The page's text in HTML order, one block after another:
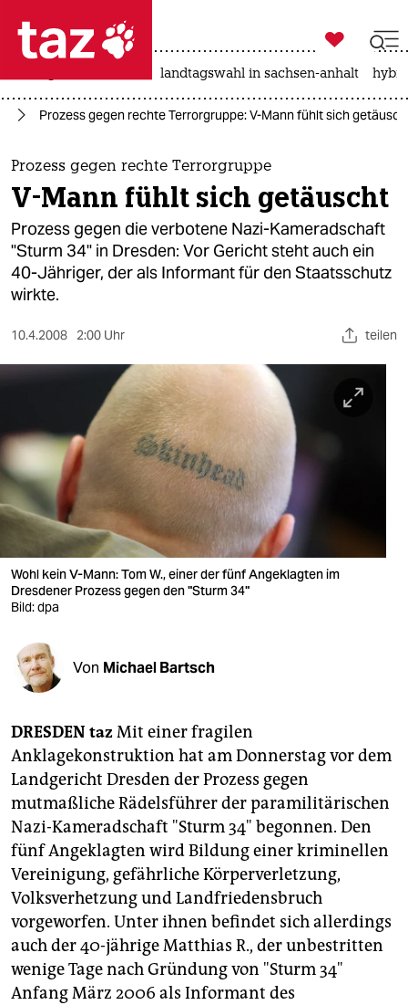
 taz zahl ich
taz zahl ich
themen
politik
öko
gesellschaft
kultur
sport
nord
wahrheit
verlag
verlag
veranstaltungen
shop
fragen & hilfe
abo
genossenschaft
epaper login

taz zahl ich
landtagswahl in sachsen-anhalt
Prozess gegen rechte Terrorgruppe: V-Mann fühlt sich
Prozess gegen rechte Terrorgruppe
V-Mann fühlt sich getäuscht
Prozess gegen die verbotene Nazi-Kameradschaft
"Sturm 34" in Dresden: Vor Gericht steht auch ein
40-Jähriger, der als Informant für den Staatsschutz
wirkte.
10.4.2008 2:00 Uhr teilen
Wohl kein V-Mann: Tom W., einer der fünf Angeklagten im
Dresdener Prozess gegen den "Sturm 34"
Bild: dpa
Von Michael Bartsch
DRESDEN taz Mit einer fragilen
Anklagekonstruktion hat am Donnerstag vor dem
Landgericht Dresden der Prozess gegen
mutmaßliche Rädelsführer der paramilitärischen
Nazi-Kameradschaft "Sturm 34" begonnen. Den
fünf Angeklagten wird Bildung einer kriminellen
Vereinigung, gefährliche Körperverletzung,
Volksverhetzung und Landfriedensbruch
vorgeworfen. Unter ihnen befindet sich allerdings
auch der 40-jährige Matthias R., der unbestritten
wenige Tage nach Gründung von "Sturm 34"
Anfang März 2006 als Informant des